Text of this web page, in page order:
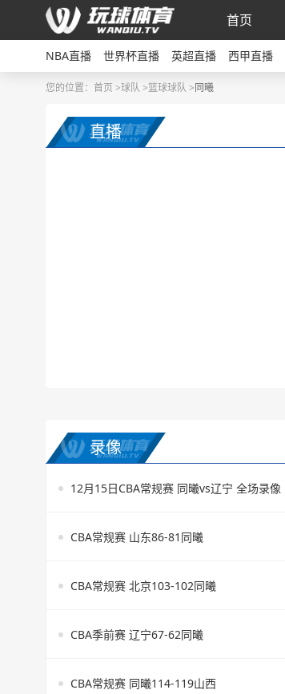
首页
NBA直播 世界杯直播 英超直播 西甲直播
您的位置： 首页 >球队 >篮球球队 >同曦
直播
录像
12月15日CBA常规赛 同曦vs辽宁 全场录像
CBA常规赛 山东86-81同曦
CBA常规赛 北京103-102同曦
CBA季前赛 辽宁67-62同曦
CBA常规赛 同曦114-119山西